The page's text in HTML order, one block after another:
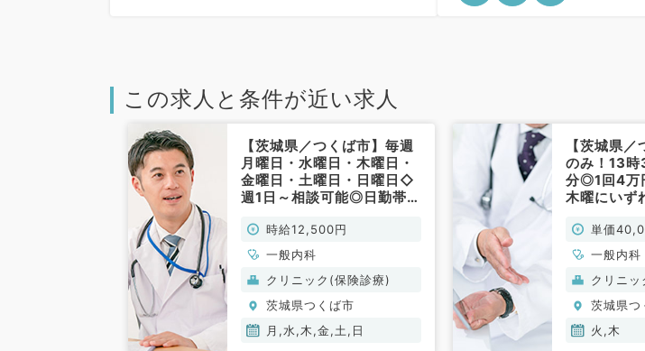
この求人と条件が近い求人
【茨城県／つくば市】毎週
月曜日・水曜日・木曜日・
金曜日・土曜日・日曜日◇
週1日～相談可能◎日勤帯勤
来診療のお仕事です★半日
よりご相談可能です！（一
般内科／非常勤）
時給12,500円
一般内科
クリニック(保険診療)
茨城県つくば市
月,水,木,金,土,日
【茨城県
のみ！13
分◎1回4万
木曜にいず
体制です◇(
勤)
単価
一般内科
クリニ
茨城県つ
火,木